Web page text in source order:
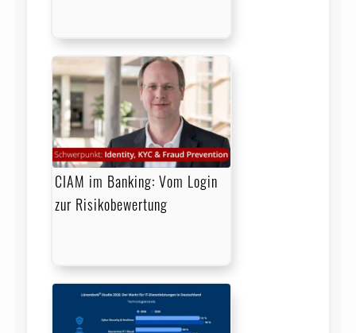
CIAM im Banking: Vom Login
zur Risikobewertung